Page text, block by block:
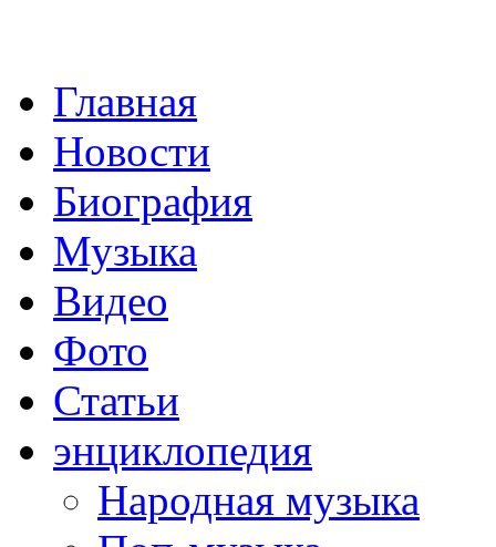
Главная
Новости
Биография
Музыка
Видео
Фото
Статьи
энциклопедия
Народная музыка